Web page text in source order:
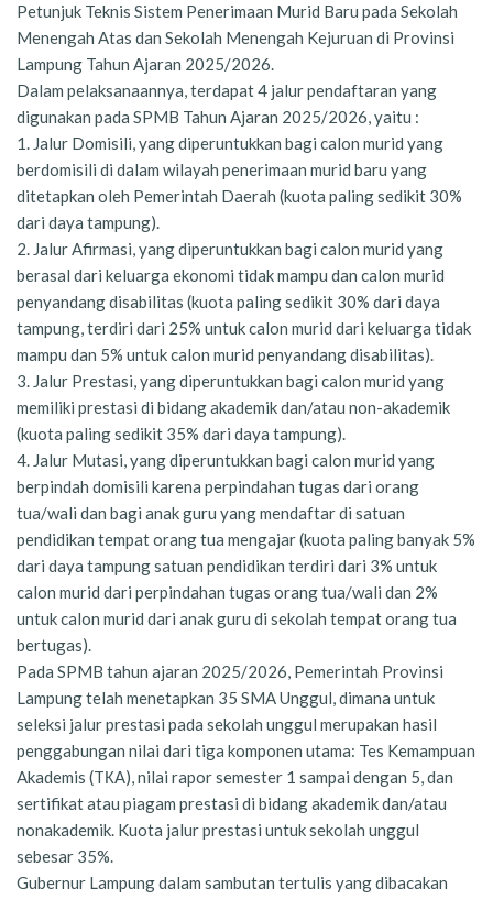
Petunjuk Teknis Sistem Penerimaan Murid Baru pada Sekolah
Menengah Atas dan Sekolah Menengah Kejuruan di Provinsi
Lampung Tahun Ajaran 2025/2026.
Dalam pelaksanaannya, terdapat 4 jalur pendaftaran yang
digunakan pada SPMB Tahun Ajaran 2025/2026, yaitu :
1. Jalur Domisili, yang diperuntukkan bagi calon murid yang
berdomisili di dalam wilayah penerimaan murid baru yang
ditetapkan oleh Pemerintah Daerah (kuota paling sedikit 30%
dari daya tampung).
2. Jalur Afirmasi, yang diperuntukkan bagi calon murid yang
berasal dari keluarga ekonomi tidak mampu dan calon murid
penyandang disabilitas (kuota paling sedikit 30% dari daya
tampung, terdiri dari 25% untuk calon murid dari keluarga tidak
mampu dan 5% untuk calon murid penyandang disabilitas).
3. Jalur Prestasi, yang diperuntukkan bagi calon murid yang
memiliki prestasi di bidang akademik dan/atau non-akademik
(kuota paling sedikit 35% dari daya tampung).
4. Jalur Mutasi, yang diperuntukkan bagi calon murid yang
berpindah domisili karena perpindahan tugas dari orang
tua/wali dan bagi anak guru yang mendaftar di satuan
pendidikan tempat orang tua mengajar (kuota paling banyak 5%
dari daya tampung satuan pendidikan terdiri dari 3% untuk
calon murid dari perpindahan tugas orang tua/wali dan 2%
untuk calon murid dari anak guru di sekolah tempat orang tua
bertugas).
Pada SPMB tahun ajaran 2025/2026, Pemerintah Provinsi
Lampung telah menetapkan 35 SMA Unggul, dimana untuk
seleksi jalur prestasi pada sekolah unggul merupakan hasil
penggabungan nilai dari tiga komponen utama: Tes Kemampuan
Akademis (TКА), nilai rapor semester 1 sampai dengan 5, dan
sertifikat atau piagam prestasi di bidang akademik dan/atau
nonakademik. Kuota jalur prestasi untuk sekolah unggul
sebesar 35%.
Gubernur Lampung dalam sambutan tertulis yang dibacakan